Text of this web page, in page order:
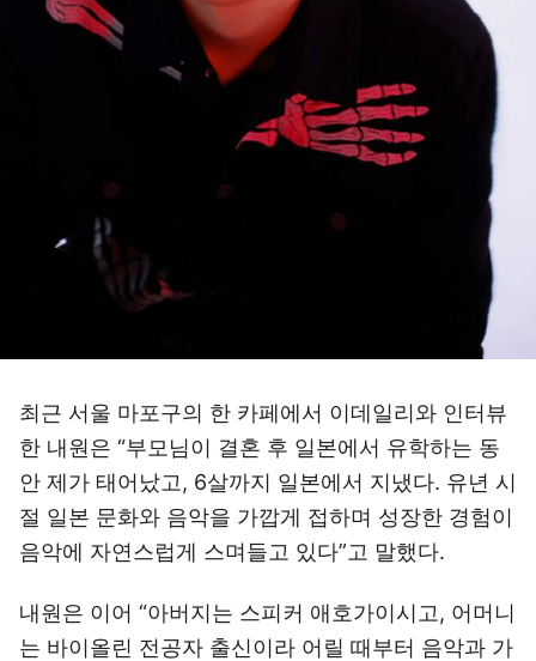
최근 서울 마포구의 한 카페에서 이데일리와 인터뷰
한 내원은 “부모님이 결혼 후 일본에서 유학하는 동
안 제가 태어났고, 6살까지 일본에서 지냈다. 유년 시
절 일본 문화와 음악을 가깝게 접하며 성장한 경험이
음악에 자연스럽게 스며들고 있다”고 말했다.
내원은 이어 “아버지는 스피커 애호가이시고, 어머니
는 바이올린 전공자 출신이라 어릴 때부터 음악과 가